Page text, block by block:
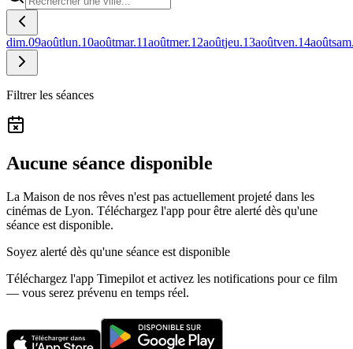
dim.09aoûtlun.10aoûtmar.11aoûtmer.12aoûtjeu.13aoûtven.14août
Filtrer les séances
Aucune séance disponible
La Maison de nos rêves n'est pas actuellement projeté dans les
cinémas de Lyon. Téléchargez l'app pour être alerté dès qu'une
séance est disponible.
Soyez alerté dès qu'une séance est disponible
Téléchargez l'app Timepilot et activez les notifications pour ce film
— vous serez prévenu en temps réel.